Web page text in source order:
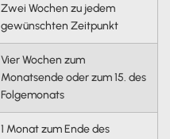
Zwei Wochen zu jedem
gewünschten Zeitpunkt
Vier Wochen zum
Monatsende oder zum 15. des
Folgemonats
1 Monat zum Ende des